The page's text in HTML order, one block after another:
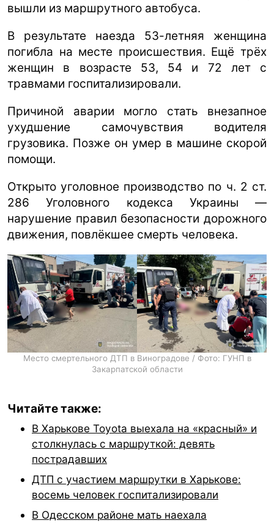
вышли из маршрутного автобуса.
В результате наезда 53-летняя женщина
погибла на месте происшествия. Ещё трёх
женщин в возрасте 53, 54 и 72 лет с
травмами госпитализировали.
Причиной аварии могло стать внезапное
ухудшение самочувствия водителя
грузовика. Позже он умер в машине скорой
помощи.
Открыто уголовное производство по ч. 2 ст.
286 Уголовного кодекса Украины —
нарушение правил безопасности дорожного
движения, повлёкшее смерть человека.
Место смертельного ДТП в Виноградове / Фото: ГУНП в
Закарпатской области
Читайте также:
В Харькове Toyota выехала на «красный» и
столкнулась с маршруткой: девять
пострадавших
ДТП с участием маршрутки в Харькове:
восемь человек госпитализировали
В Одесском районе мать наехала